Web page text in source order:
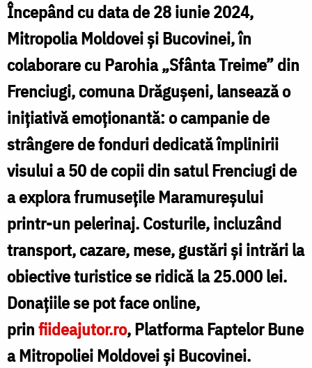
spre
Maramureș
Începând cu data de 28 iunie 2024,
Mitropolia Moldovei și Bucovinei, în
colaborare cu Parohia „Sfânta Treime” din
Frenciugi, comuna Drăgușeni, lansează o
inițiativă emoționantă: o campanie de
strângere de fonduri dedicată împlinirii
visului a 50 de copii din satul Frenciugi de
a explora frumusețile Maramureșului
printr-un pelerinaj. Costurile, incluzând
transport, cazare, mese, gustări și intrări la
obiective turistice se ridică la 25.000 lei.
Donațiile se pot face online,
prinfiideajutor.ro, Platforma Faptelor Bune
a Mitropoliei Moldovei și Bucovinei.